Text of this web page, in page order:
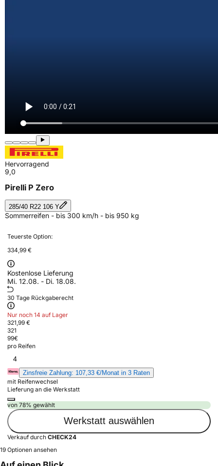
Hervorragend
9,0
Pirelli P Zero
285/40 R22 106 Y
Sommerreifen - bis 300 km/h - bis 950 kg
Teuerste Option:
334,99 €
Kostenlose Lieferung
Mi. 12.08. - Di. 18.08.
30 Tage Rückgaberecht
Nur noch 14 auf Lager
321,99 €
321
99€
pro Reifen
4
Zinsfreie Zahlung: 107,33 €/Monat in 3 Raten
mit Reifenwechsel
Lieferung an die Werkstatt
von 78% gewählt
Werkstatt auswählen
Verkauf durch CHECK24
19 Optionen ansehen